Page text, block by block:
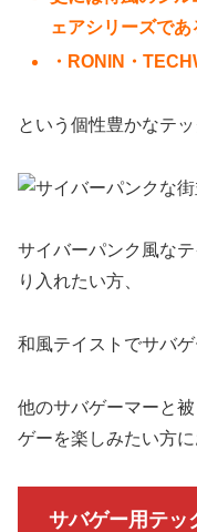
ェアシリーズであ
・RONIN・
という個性豊かなテ
サイバーパンク風な
り入れたい方、
和風テイストでサバゲ
他のサバゲーマーと
ゲーを楽しみたい方
サバゲー用テッ